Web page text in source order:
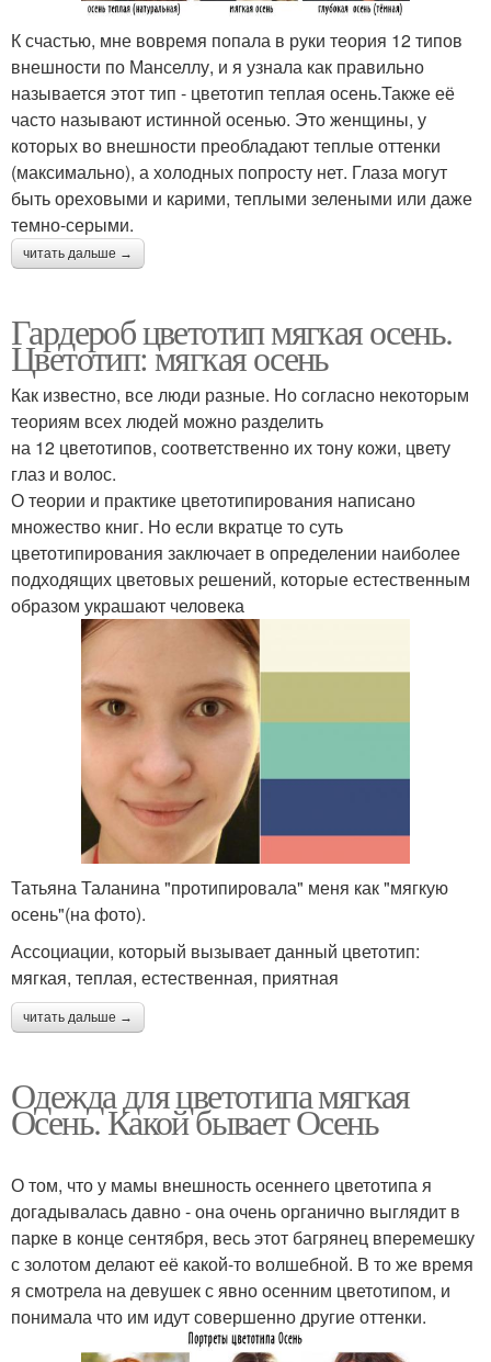
К счастью, мне вовремя попала в руки теория 12 типов
внешности по Манселлу, и я узнала как правильно
называется этот тип - цветотип теплая осень.Также её
часто называют истинной осенью. Это женщины, у
которых во внешности преобладают теплые оттенки
(максимально), а холодных попросту нет. Глаза могут
быть ореховыми и карими, теплыми зелеными или даже
темно-серыми.
читать дальше →
Гардероб цветотип мягкая осень.
Цветотип: мягкая осень
Как известно, все люди разные. Но согласно некоторым
теориям всех людей можно разделить
на 12 цветотипов, соответственно их тону кожи, цвету
глаз и волос.
О теории и практике цветотипирования написано
множество книг. Но если вкратце то суть
цветотипирования заключает в определении наиболее
подходящих цветовых решений, которые естественным
образом украшают человека
Татьяна Таланина "протипировала" меня как "мягкую
осень"(на фото).
Ассоциации, который вызывает данный цветотип:
мягкая, теплая, естественная, приятная
читать дальше →
Одежда для цветотипа мягкая
Осень. Какой бывает Осень
О том, что у мамы внешность осеннего цветотипа я
догадывалась давно - она очень органично выглядит в
парке в конце сентября, весь этот багрянец вперемешку
с золотом делают её какой-то волшебной. В то же время
я смотрела на девушек с явно осенним цветотипом, и
понимала что им идут совершенно другие оттенки.